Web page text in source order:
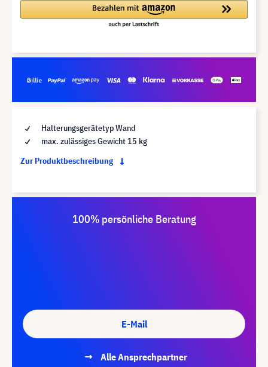
Halterungsgerätetyp Wand
max. zulässiges Gewicht 15 kg
Zur Produktbeschreibung
100% persönliche Beratung
E-Mail
Alle Ansprechpartner